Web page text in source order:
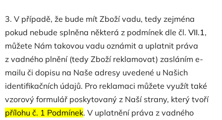
3. V případě, že bude mít Zboží vadu, tedy zejména
pokud nebude splněna některá z podmínek dle čl. VII.1,
můžete Nám takovou vadu oznámit a uplatnit práva
z vadného plnění (tedy Zboží reklamovat) zasláním e-
mailu či dopisu na Naše adresy uvedené u Našich
identifikačních údajů. Pro reklamaci můžete využít také
vzorový formulář poskytovaný z Naší strany, který tvoří
přílohu č. 1 Podmínek. V uplatnění práva z vadného